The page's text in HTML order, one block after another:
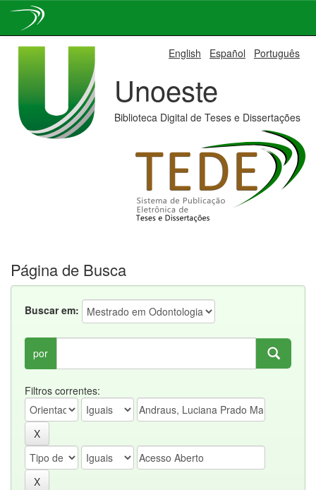
English Español Português
Unoeste
Biblioteca Digital de Teses e Dissertações
Página de Busca
Buscar em:
por
Filtros correntes: